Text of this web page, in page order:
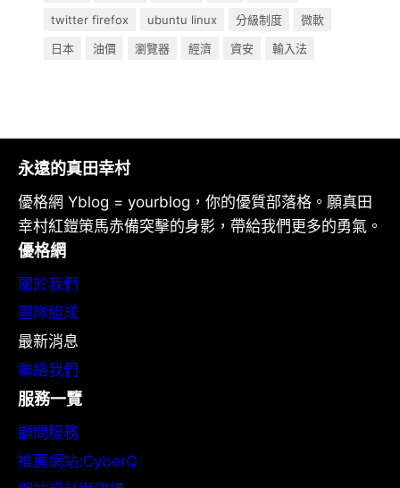
twitter firefox
ubuntu linux 分級制度
微軟
日本
油價 瀏覽器 經濟 資安 輸入法
永遠的真田幸村
優格網 Yblog = yourblog，你的優質部落格。願真田
幸村紅鎧策馬赤備突擊的身影，帶給我們更多的勇氣。
優格網
關於我們
團隊組成
最新消息
聯絡我們
服務一覽
顧問服務
推薦網站:CyberQ